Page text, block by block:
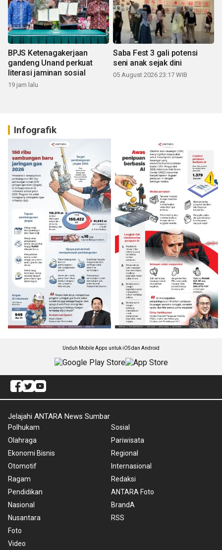
BPJS Ketenagakerjaan
gandeng Unand perkuat
literasi jaminan sosial
19 jam lalu
Saba Fest 3 gali potensi
seni anak sejak dini
05 August 2026 23:17 WIB
Infografik
Unduh Mobile Apps untuk iOS dan Android
Jelajahi ANTARA News Sumbar
Polhukam
Olahraga
Ekonomi Bisnis
Otomotif
Ragam
Pendidikan
Nasional
Nusantara
Foto
Video
Sosial
Pariwisata
Regional
Internasional
Redaksi
ANTARA Foto
BrandA
RSS